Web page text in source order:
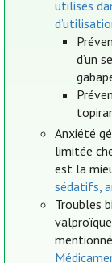
utilisés
d’un
Anxiété
limitée
est la
sédatifs,
Troubles